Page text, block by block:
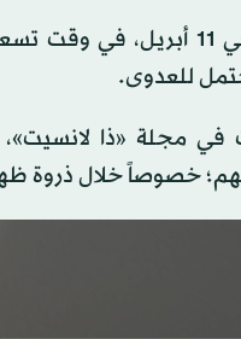
وشمل ذلك نقل جثمان أحد
للعدوى.
مجلة «ذا
خصوصاً خلال ذروة